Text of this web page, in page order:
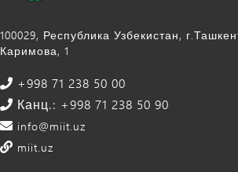
100029, Республика Узбекистан,
Каримова, 1
+998 71 238 50 00
Канц.: +998 71 238 50 90
info@miit.uz
miit.uz